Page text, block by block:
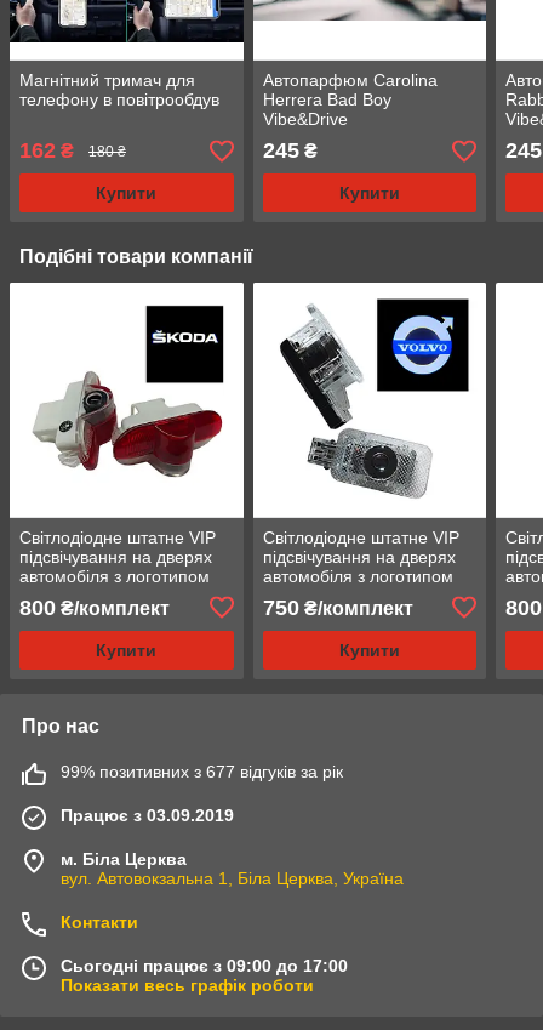
Магнітний тримач для
телефону в повітрообдув
162 ₴ 180 ₴
Купити
Автопарфюм Carolina
Herrera Bad Boy
Vibe&Drive
245₴
Купити
245
Подібні товари компанії
Світлодіодне штатне VIP
підсвічування на дверях
автомобіля з логотипом
Skoda Octavia 2007 -2014
800 ₴/комплект
Купити
Світлодіодне штатне VIP
підсвічування на дверях
автомобіля з логотипом
S60, C30, XC90
750₴/комплект
Купити
800
Про нас
99% позитивних з 677 відгуків за рік
Працює з 03.09.2019
м. Біла Церква
вул. Автовокзальна 1, Біла Церква, Україна
Контакти
Сьогодні працює з 09:00 до 17:00
Показати весь графік роботи